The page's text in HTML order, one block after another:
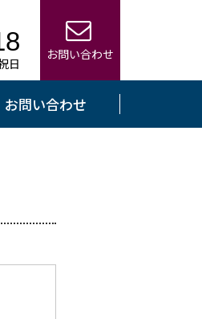
日
お問い合わせ
お問い合わせ